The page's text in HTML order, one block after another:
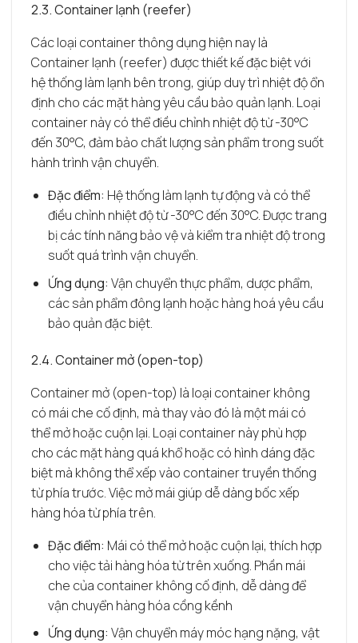
2.3. Container lạnh (reefer)
Các loại container thông dụng hiện nay là
Container lạnh (reefer) được thiết kế đặc biệt với
hệ thống làm lạnh bên trong, giúp duy trì nhiệt độ ổn
định cho các mặt hàng yêu cầu bảo quản lạnh. Loại
container này có thể điều chỉnh nhiệt độ từ -30°C
đến 30°C, đảm bảo chất lượng sản phẩm trong suốt
hành trình vận chuyển.
Đặc điểm: Hệ thống làm lạnh tự động và có thể
điều chỉnh nhiệt độ từ -30°C đến 30°C. Được trang
bị các tính năng bảo vệ và kiểm tra nhiệt độ trong
suốt quá trình vận chuyển.
Ứng dụng: Vận chuyển thực phẩm, dược phẩm,
các sản phẩm đông lạnh hoặc hàng hoá yêu cầu
bảo quản đặc biệt.
2.4. Container mở (open-top)
Container mở (open-top) là loại container không
có mái che cố định, mà thay vào đó là một mái có
thể mở hoặc cuộn lại. Loại container này phù hợp
cho các mặt hàng quá khổ hoặc có hình dáng đặc
biệt mà không thể xếp vào container truyền thống
từ phía trước. Việc mở mái giúp dễ dàng bốc xếp
hàng hóa từ phía trên.
Đặc điểm: Mái có thể mở hoặc cuộn lại, thích hợp
cho việc tải hàng hóa từ trên xuống. Phần mái
che của container không cố định, dễ dàng để
vận chuyển hàng hóa cồng kềnh
Ứng dụng: Vận chuyển máy móc hạng nặng, vật